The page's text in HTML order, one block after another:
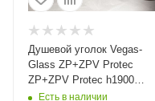
Душевой уголок Vegas-
Glass ZP+ZPV Protec
ZP+ZPV Protec h1900
130*75 06 Moru 130х75
Есть в наличии